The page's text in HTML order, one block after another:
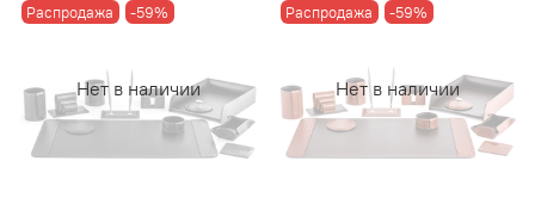
Нет в наличии
Распродажа -59%
Нет в наличии
Распродажа -59%